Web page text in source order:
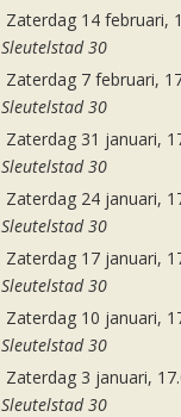
Zaterdag 14 februari,
Sleutelstad 30
Zaterdag 7 februari,
Sleutelstad 30
Zaterdag 31 januari,
Sleutelstad 30
Zaterdag 24 januari,
Sleutelstad 30
Zaterdag 17 januari,
Sleutelstad 30
Zaterdag 10 januari,
Sleutelstad 30
Zaterdag 3 januari,
Sleutelstad 30